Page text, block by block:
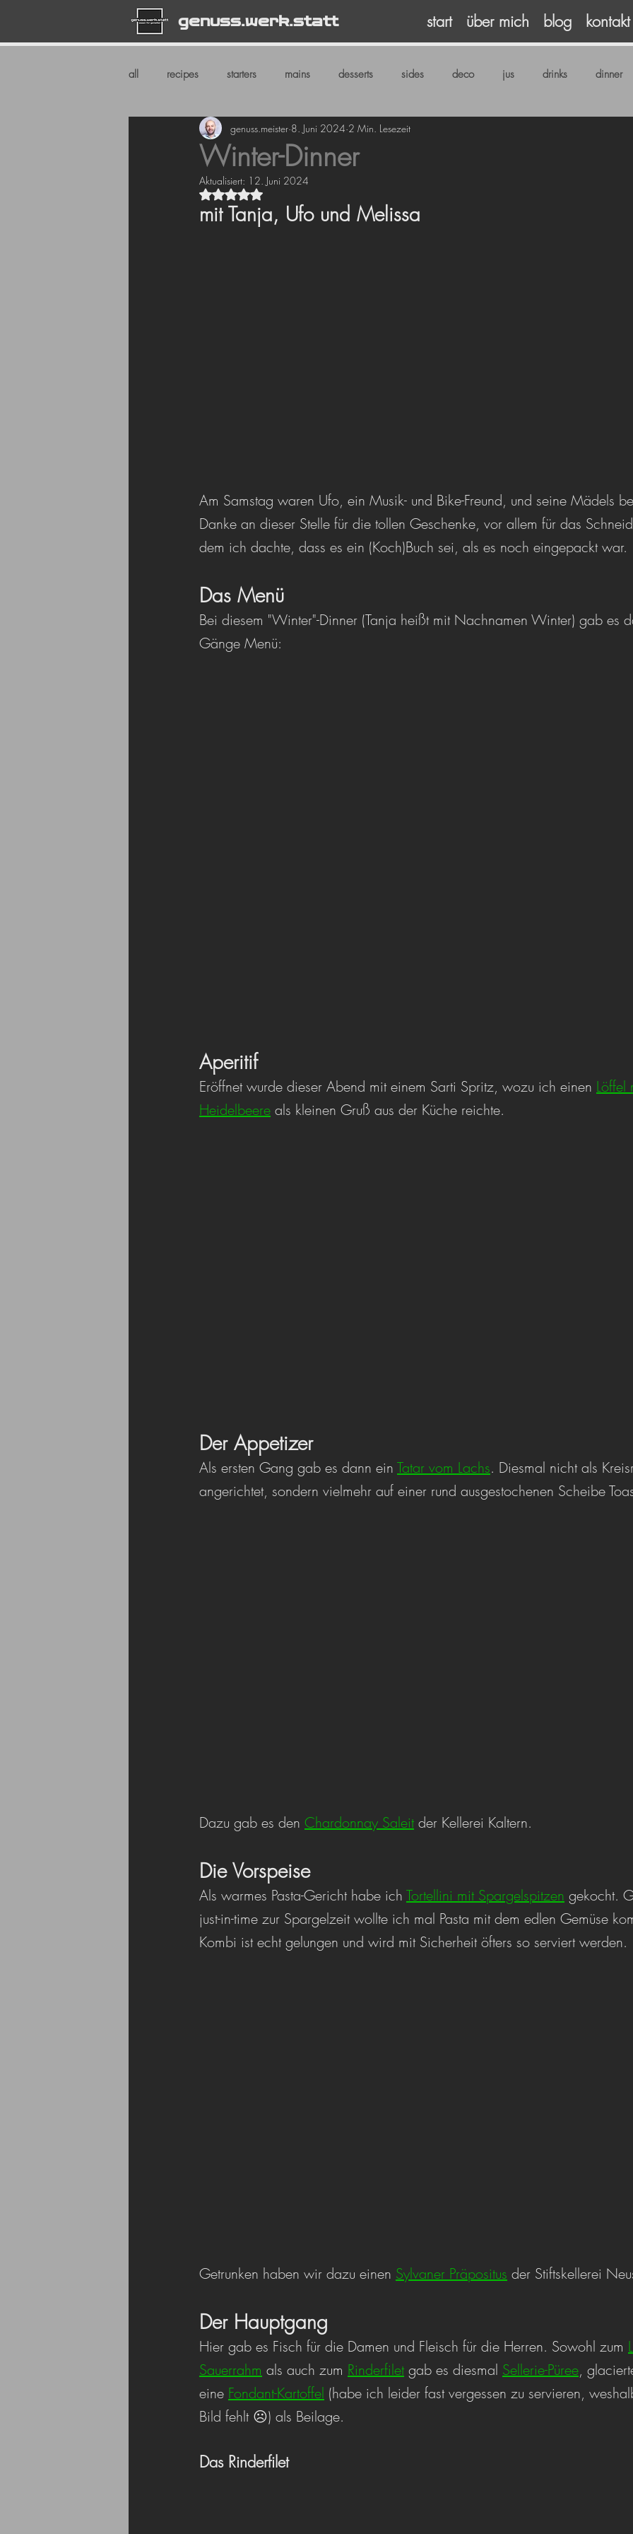
genuss.werk.statt start über mich blog kontakt
all recipes starters mains desserts sides deco jus drinks dinner
Winter-Dinner
genuss.meister 8. Juni 2024 2 Min. Lesezeit
Aktualisiert: 12. Juni 2024
Mit NaN von 5 Sternen bewertet.
mit Tanja, Ufo und Melissa
Am Samstag waren Ufo, ein Musik- und Bike-Freund, und seine Mädels
Danke an dieser Stelle für die tollen Geschenke, vor allem für das
dem ich dachte, dass es ein (Koch)Buch sei, als es noch eingepackt war.
Das Menü
Bei diesem "Winter"-Dinner (Tanja heißt mit Nachnamen Winter) gab es
Gänge Menü:
Aperitif
Eröffnet wurde dieser Abend mit einem Sarti Spritz, wozu ich einen Löffel
Heidelbeere als kleinen Gruß aus der Küche reichte.
Der Appetizer
Als ersten Gang gab es dann ein Tatar vom Lachs. Diesmal nicht als
angerichtet, sondern vielmehr auf einer rund ausgestochenen Scheibe
Dazu gab es den Chardonnay Saleit der Kellerei Kaltern.
Die Vorspeise
Als warmes Pasta-Gericht habe ich Tortellini mit Spargelspitzen gekocht.
just-in-time zur Spargelzeit wollte ich mal Pasta mit dem edlen Gemüse
Kombi ist echt gelungen und wird mit Sicherheit öfters so serviert werden.
Getrunken haben wir dazu einen Sylvaner Präpositus der Stiftskellerei
Der Hauptgang
Hier gab es Fisch für die Damen und Fleisch für die Herren. Sowohl zum
Sauerrahm als auch zum Rinderfilet gab es diesmal Sellerie-Püree,
eine Fondant-Kartoffel (habe ich leider fast vergessen zu servieren,
Bild fehlt ☹) als Beilage.
Das Rinderfilet